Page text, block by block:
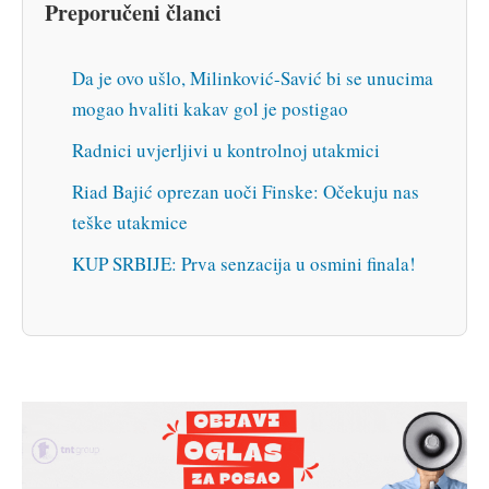
Preporučeni članci
Da je ovo ušlo, Milinković-Savić bi se unucima
mogao hvaliti kakav gol je postigao
Radnici uvjerljivi u kontrolnoj utakmici
Riad Bajić oprezan uoči Finske: Očekuju nas
teške utakmice
KUP SRBIJE: Prva senzacija u osmini finala!